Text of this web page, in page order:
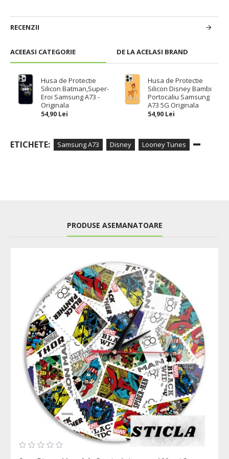
ACEEASI CATEGORIE DE LA ACELASI BRAND
Husa de Protectie
Silicon Batman,Super-
Eroi Samsung A73 -
Originala
54,90 Lei
Husa de Protectie
Silicon Disney Bambi
Portocaliu Samsung
A73 5G Originala
54,90 Lei
RECENZII
ETICHETE: Samsung A73 Disney Looney Tunes
PRODUSE ASEMANATOARE